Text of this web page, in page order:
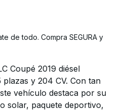
de todo. Compra SEGURA y
Coupé 2019 diésel
y 204 CV. Con tan
vehículo destaca por su
solar, paquete deportivo,